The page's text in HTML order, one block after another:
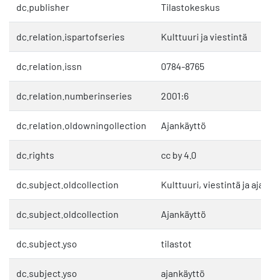
dc.publisher Tilastokeskus
dc.relation.ispartofseries Kulttuuri ja viestintä
dc.relation.issn 0784-8765
dc.relation.numberinseries 2001:6
dc.relation.oldowningollection Ajankäyttö
dc.rights cc by 4.0
dc.subject.oldcollection Kulttuuri, viestintä ja
dc.subject.oldcollection Ajankäyttö
dc.subject.yso tilastot
dc.subject.yso ajankäyttö